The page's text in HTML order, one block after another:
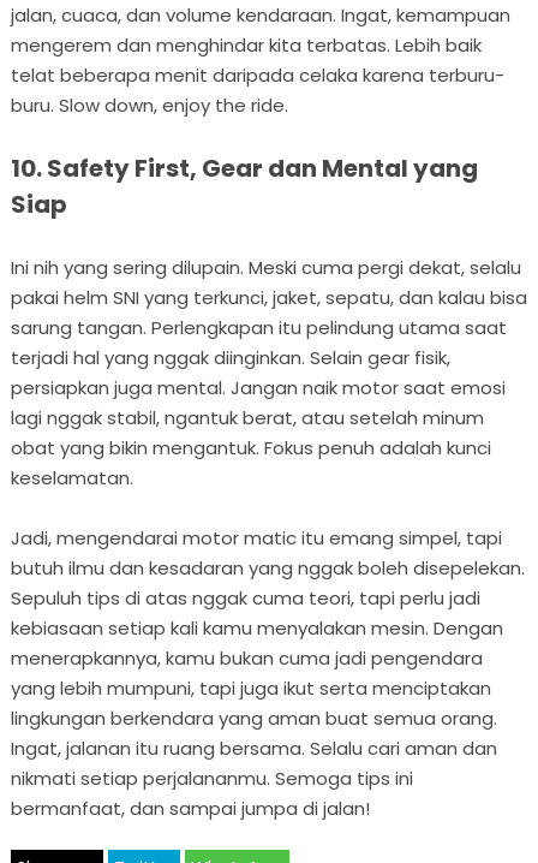
jalan, cuaca, dan volume kendaraan. Ingat, kemampuan
mengerem dan menghindar kita terbatas. Lebih baik
telat beberapa menit daripada celaka karena terburu-
buru. Slow down, enjoy the ride.
10. Safety First, Gear dan Mental yang
Siap
Ini nih yang sering dilupain. Meski cuma pergi dekat, selalu
pakai helm SNI yang terkunci, jaket, sepatu, dan kalau bisa
sarung tangan. Perlengkapan itu pelindung utama saat
terjadi hal yang nggak diinginkan. Selain gear fisik,
persiapkan juga mental. Jangan naik motor saat emosi
lagi nggak stabil, ngantuk berat, atau setelah minum
obat yang bikin mengantuk. Fokus penuh adalah kunci
keselamatan.
Jadi, mengendarai motor matic itu emang simpel, tapi
butuh ilmu dan kesadaran yang nggak boleh disepelekan.
Sepuluh tips di atas nggak cuma teori, tapi perlu jadi
kebiasaan setiap kali kamu menyalakan mesin. Dengan
menerapkannya, kamu bukan cuma jadi pengendara
yang lebih mumpuni, tapi juga ikut serta menciptakan
lingkungan berkendara yang aman buat semua orang.
Ingat, jalanan itu ruang bersama. Selalu cari aman dan
nikmati setiap perjalananmu. Semoga tips ini
bermanfaat, dan sampai jumpa di jalan!